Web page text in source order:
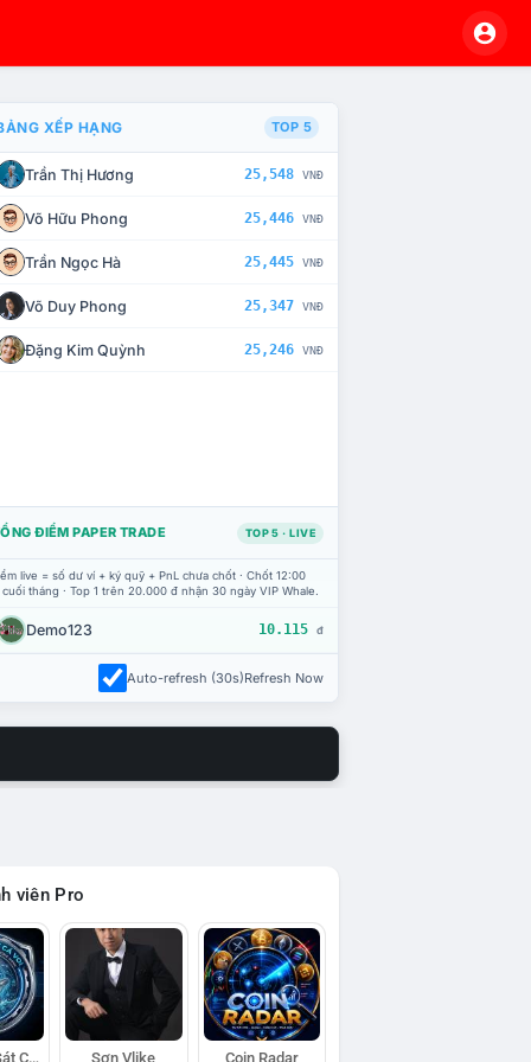
CHẾ TÀI XỬ LÝ VI PHẠM
XẾP HẠNG TOP 5
Trần Thị Hương 25,548 VNĐ
Võ Hữu Phong 25,446 VNĐ
Trần Ngọc Hà 25,445 VNĐ
Võ Duy Phong 25,347 VNĐ
Đặng Kim Quỳnh 25,246 VNĐ
ĐIỂM PAPER TRADE TOP 5 · LIVE
live = số dư ví + ký quỹ + PnL chưa chốt · Chốt 12:00
tháng · Top 1 trên 20.000 đ nhận 30 ngày VIP Whale.
Demo123 10.115 đ
Auto-refresh (30s)Refresh Now
viên Pro
Đội Trinh Sát Cá Voi Sơn Vlike Coin Radar